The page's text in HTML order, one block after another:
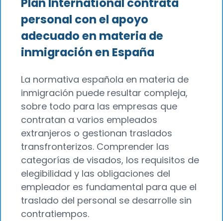
personal con el apoyo
adecuado en materia de
inmigración en España
La normativa española en materia de
inmigración puede resultar compleja,
sobre todo para las empresas que
contratan a varios empleados
extranjeros o gestionan traslados
transfronterizos. Comprender las
categorías de visados, los requisitos de
elegibilidad y las obligaciones del
empleador es fundamental para que el
traslado del personal se desarrolle sin
contratiempos.